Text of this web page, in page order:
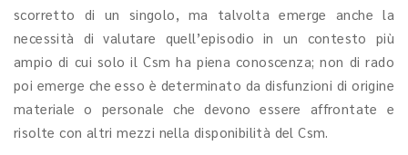
scorretto di un singolo, ma talvolta emerge anche la
necessità di valutare quell’episodio in un contesto più
ampio di cui solo il Csm ha piena conoscenza; non di rado
poi emerge che esso è determinato da disfunzioni di origine
materiale o personale che devono essere affrontate e
risolte con altri mezzi nella disponibilità del Csm.